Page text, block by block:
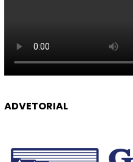
ADVETORIAL